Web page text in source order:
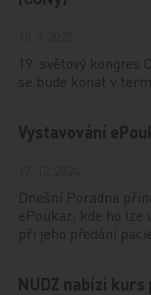
19. světový kongres
se bude konat v
Vystavování
Dnešní Poradna
ePoukaz, kde ho
při jeho předání
NUDZ nabízí